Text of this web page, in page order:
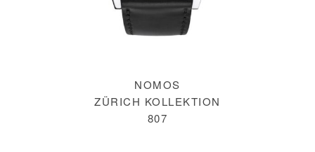
NOMOS
ZÜRICH KOLLEKTION
807